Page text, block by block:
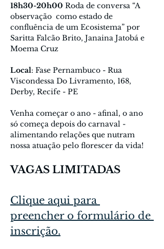
18h30-20h00 Roda de conversa “A
observação  como estado de
confluência de um Ecosistema” por
Saritta Falcão Brito, Janaina Jatobá e
Moema Cruz
Local: Fase Pernambuco - Rua
Viscondessa Do Livramento, 168,
Derby, Recife - PE
Venha começar o ano - afinal, o ano
só começa depois do carnaval -
alimentando relações que nutram
nossa atuação pelo florescer da vida!
VAGAS LIMITADAS
Clique aqui para
preencher o formulário de
inscrição.